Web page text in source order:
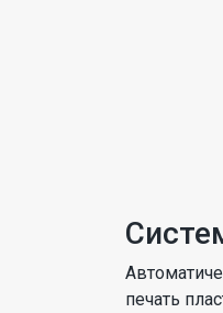
печать